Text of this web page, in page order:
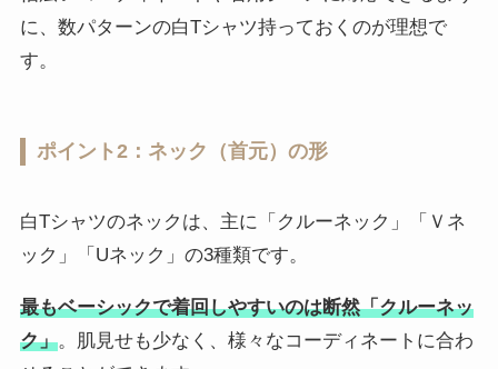
に、数パターンの白Tシャツ持っておくのが理想で
す。
ポイント2：ネック（首元）の形
白Tシャツのネックは、主に「クルーネック」「Ｖネ
ック」「Uネック」の3種類です。
最もベーシックで着回しやすいのは断然「クルーネッ
ク」。肌見せも少なく、様々なコーディネートに合わ